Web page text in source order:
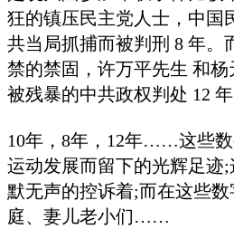
狂的镇压民主党人士，中国
共当局抓捕而被判刑 8 年。
禁的禁固，许万平先生 和
被残暴的中共政权判处 12
10年， 8年， 12年……这些数
运动发展而留下的光辉足迹;
默无声的控诉着;而在这些数
庭、妻儿老小们……